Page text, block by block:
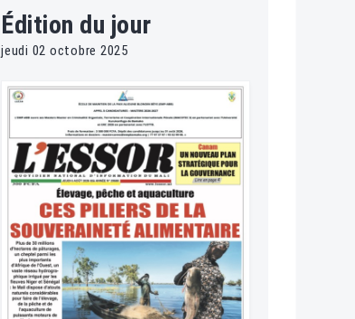
Édition du jour
jeudi 02 octobre 2025